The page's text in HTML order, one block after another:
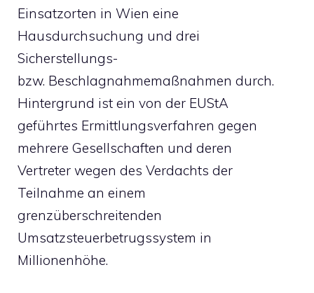
Einsatzorten in Wien eine
Hausdurchsuchung und drei
Sicherstellungs-
bzw. Beschlagnahmemaßnahmen durch.
Hintergrund ist ein von der EUStA
geführtes Ermittlungsverfahren gegen
mehrere Gesellschaften und deren
Vertreter wegen des Verdachts der
Teilnahme an einem
grenzüberschreitenden
Umsatzsteuerbetrugssystem in
Millionenhöhe.